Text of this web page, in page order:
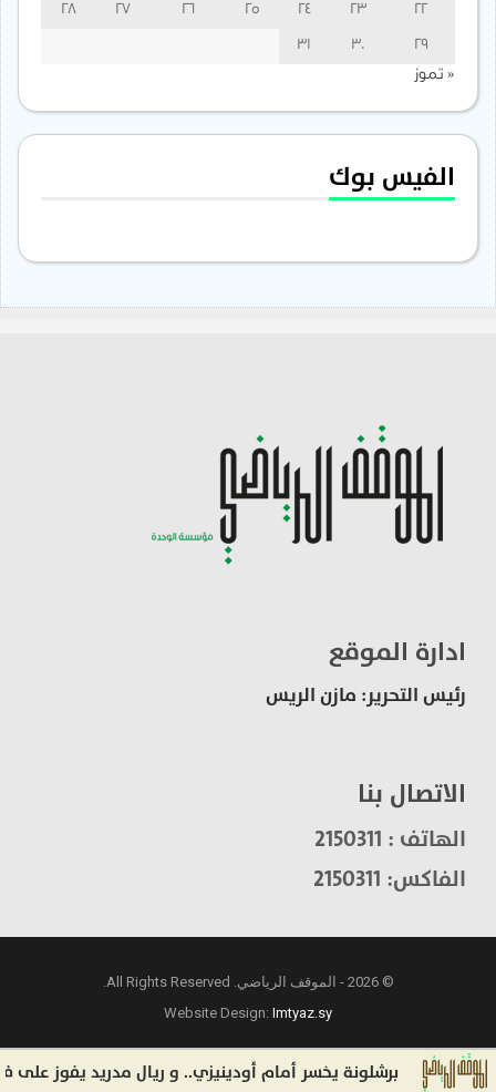
22
23
24
25
26
27
28
29
30
31
« تموز
الفيس بوك
ادارة الموقع
رئيس التحرير: مازن الريس
الاتصال بنا
الهاتف : 2150311
الفاكس: 2150311
© 2026 - الموقف الرياضي. All Rights Reserved.
Website Design:Imtyaz.sy
برشلونة يخسر أمام أودينيزي.. و ريال مدريد يفوز على